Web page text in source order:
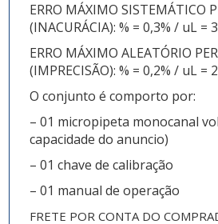
ERRO MÁXIMO SISTEMÁTICO
(INACURÁCIA): % = 0,3% / uL =
ERRO MÁXIMO ALEATÓRIO
(IMPRECISÃO): % = 0,2% / uL =
O conjunto é comporto por:
– 01 micropipeta monocanal
capacidade do anuncio)
– 01 chave de calibração
– 01 manual de operação
FRETE POR CONTA DO